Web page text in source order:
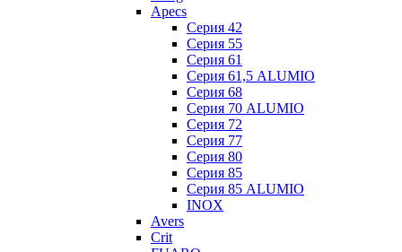
Apecs
Серия 42
Серия 55
Серия 61
Серия 61,5 ALUMIO
Серия 68
Серия 70 ALUMIO
Серия 72
Серия 77
Серия 80
Серия 85
Серия 85 ALUMIO
INOX
Avers
Crit